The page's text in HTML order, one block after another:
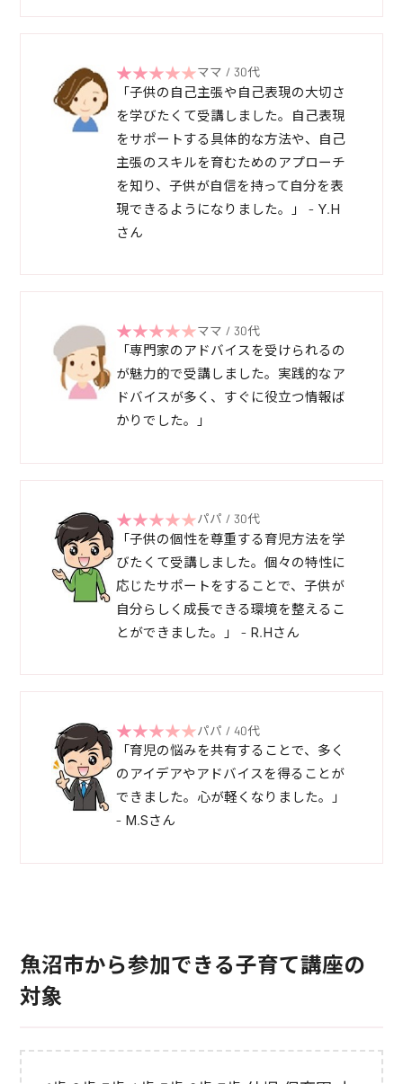
ママ / 30代
「子供の自己主張や自己表現の大切さ
を学びたくて受講しました。自己表現
をサポートする具体的な方法や、自己
主張のスキルを育むためのアプローチ
を知り、子供が自信を持って自分を表
現できるようになりました。」 - Y.H
さん
ママ / 30代
「専門家のアドバイスを受けられるの
が魅力的で受講しました。実践的なア
ドバイスが多く、すぐに役立つ情報ば
かりでした。」
パパ / 30代
「子供の個性を尊重する育児方法を学
びたくて受講しました。個々の特性に
応じたサポートをすることで、子供が
自分らしく成長できる環境を整えるこ
とができました。」 - R.Hさん
パパ / 40代
「育児の悩みを共有することで、多く
のアイデアやアドバイスを得ることが
できました。心が軽くなりました。」
- M.Sさん
魚沼市から参加できる子育て講座の
対象